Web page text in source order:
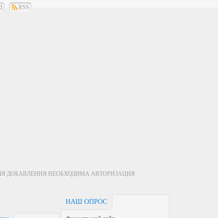
RSS
ДОБАВЛЕНИЯ НЕОБХОДИМА АВТОРИЗАЦИЯ
НАШ ОПРОС